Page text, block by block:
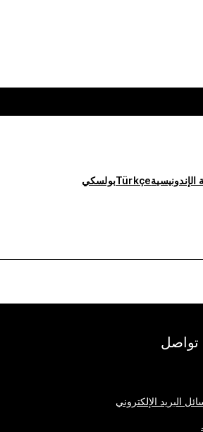
الإندونيسيةTürkçeبولسكي
تواصل
البريد الإلكتروني